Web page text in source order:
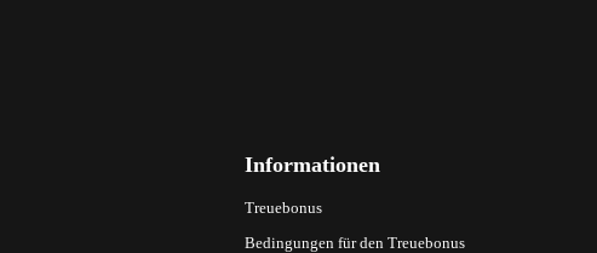
Informationen
Treuebonus
Bedingungen für den Treuebonus